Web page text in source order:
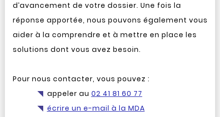
d’avancement de votre dossier. Une fois la
réponse apportée, nous pouvons également vous
aider à la comprendre et à mettre en place les
solutions dont vous avez besoin.
Pour nous contacter, vous pouvez :
appeler au 02 41 81 60 77
écrire un e-mail à la MDA